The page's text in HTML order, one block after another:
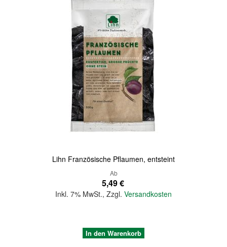
Lihn Französische Pflaumen, entsteint
Ab
5,49 €
Inkl. 7% MwSt., Zzgl. Versandkosten
In den Warenkorb